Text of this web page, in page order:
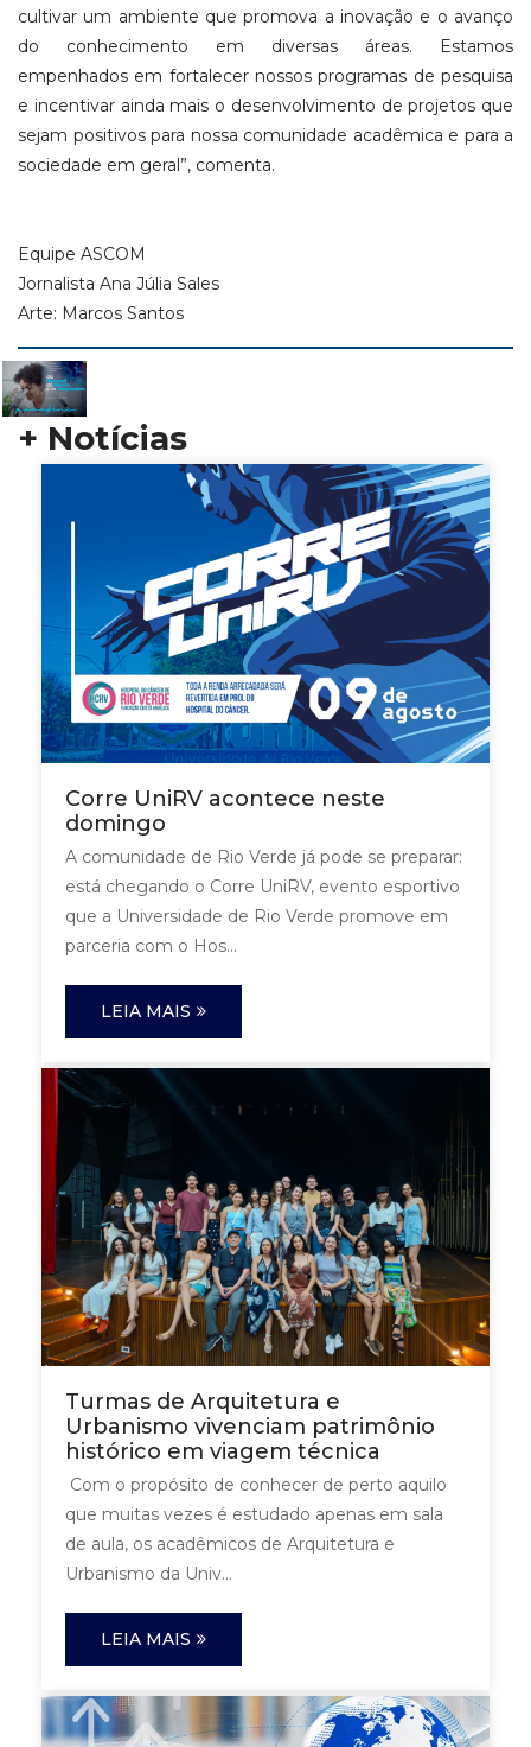
cultivar um ambiente que promova a inovação e o avanço
do conhecimento em diversas áreas. Estamos
empenhados em fortalecer nossos programas de pesquisa
e incentivar ainda mais o desenvolvimento de projetos que
sejam positivos para nossa comunidade acadêmica e para a
sociedade em geral”, comenta.
Equipe ASCOM
Jornalista Ana Júlia Sales
Arte: Marcos Santos
+ Notícias
Corre UniRV acontece neste
domingo
A comunidade de Rio Verde já pode se preparar:
está chegando o Corre UniRV, evento esportivo
que a Universidade de Rio Verde promove em
parceria com o Hos...
LEIA MAIS
Turmas de Arquitetura e
Urbanismo vivenciam patrimônio
histórico em viagem técnica
Com o propósito de conhecer de perto aquilo
que muitas vezes é estudado apenas em sala
de aula, os acadêmicos de Arquitetura e
Urbanismo da Univ...
LEIA MAIS